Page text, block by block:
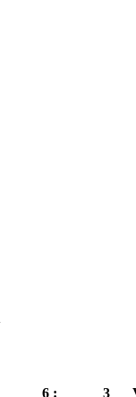
6 : 3